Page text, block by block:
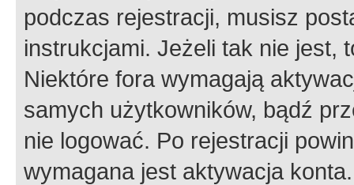
podczas rejestracji, musisz
instrukcjami. Jeżeli tak nie jest,
Niektóre fora wymagają
samych użytkowników, bądź
nie logować. Po rejestracji
wymagana jest aktywacja